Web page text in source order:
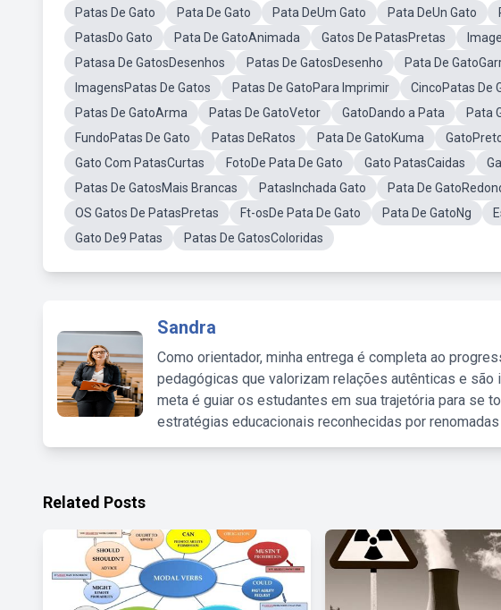
Patas De Gato Pata De Gato Pata DeUm Gato Pata DeUn Gato
PatasDo Gato
Pata De GatoAnimada Gatos De PatasPretas
Patasa De GatosDesenhos
Patas De GatosDesenho Pata De
ImagensPatas De Gatos
Patas De GatoPara Imprimir CincoPatas De
Patas De GatoArma
Patas De GatoVetor GatoDando a Pata Pata
FundoPatas De Gato
Patas DeRatos Pata De GatoKuma
Gato Com PatasCurtas
FotoDe Pata De Gato Gato PatasCaidas
Patas De GatosMais Brancas
PatasInchada Gato Pata De
OS Gatos De PatasPretas
Ft-osDe Pata De Gato Pata De GatoNg
Gato De9 Patas
Patas De GatosColoridas
Sandra
Como orientador, minha entrega é completa ao
pedagógicas que valorizam relações autênticas e
meta é guiar os estudantes em sua trajetória para se
estratégias educacionais reconhecidas por
Related Posts